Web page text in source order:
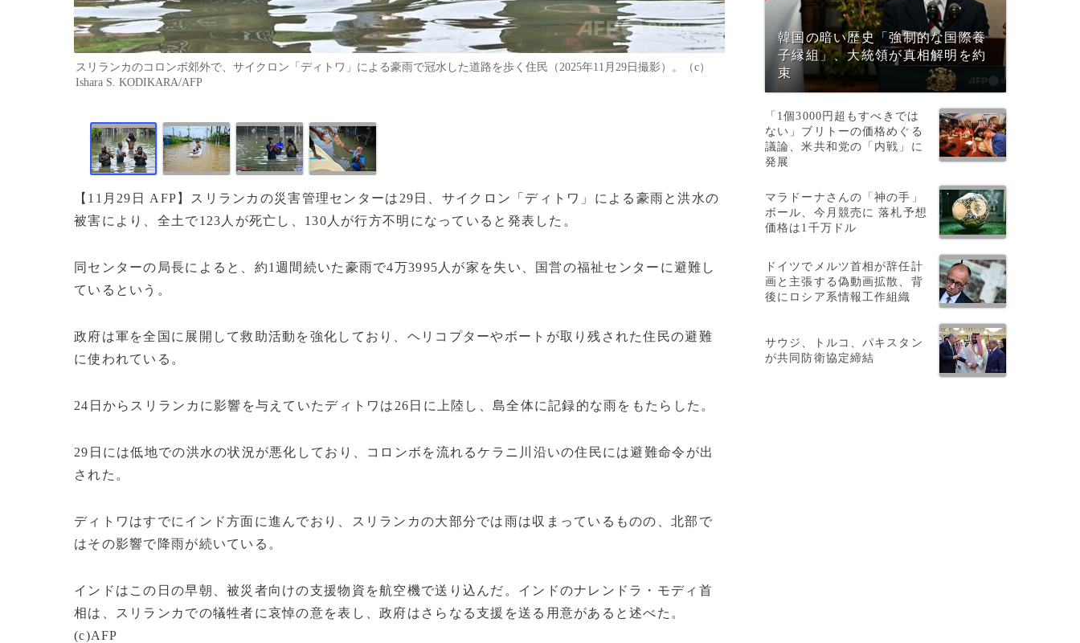
スリランカのコロンボ郊外で、サイクロン「ディトワ」による豪雨で冠水した道路を歩く住民（2025年11月29日撮影）。（c）
Ishara S. KODIKARA/AFP
【11月29日 AFP】スリランカの災害管理センターは29日、サイクロン「ディトワ」による豪雨と洪水の
被害により、全土で123人が死亡し、130人が行方不明になっていると発表した。
同センターの局長によると、約1週間続いた豪雨で4万3995人が家を失い、国営の福祉センターに避難し
ているという。
政府は軍を全国に展開して救助活動を強化しており、ヘリコプターやボートが取り残された住民の避難
に使われている。
24日からスリランカに影響を与えていたディトワは26日に上陸し、島全体に記録的な雨をもたらした。
29日には低地での洪水の状況が悪化しており、コロンボを流れるケラニ川沿いの住民には避難命令が出
された。
ディトワはすでにインド方面に進んでおり、スリランカの大部分では雨は収まっているものの、北部で
はその影響で降雨が続いている。
インドはこの日の早朝、被災者向けの支援物資を航空機で送り込んだ。インドのナレンドラ・モディ首
相は、スリランカでの犠牲者に哀悼の意を表し、政府はさらなる支援を送る用意があると述べた。
(c)AFP
韓国の暗い歴史「強制的な国際養
子縁組」、大統領が真相解明を約
束
「1個3000円超もすべきでは
ない」ブリトーの価格めぐる
議論、米共和党の「内戦」に
発展
マラドーナさんの「神の手」
ボール、今月競売に 落札予想
価格は1千万ドル
ドイツでメルツ首相が辞任計
画と主張する偽動画拡散、背
後にロシア系情報工作組織
サウジ、トルコ、パキスタン
が共同防衛協定締結